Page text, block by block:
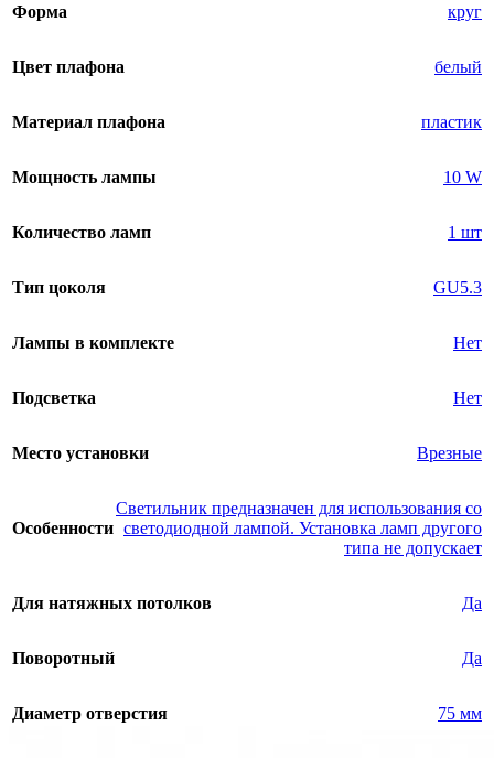
Форма круг
Цвет плафона белый
Материал плафона пластик
Мощность лампы 10 W
Количество ламп 1 шт
Тип цоколя GU5.3
Лампы в комплекте Нет
Подсветка Нет
Место установки Врезные
Особенности
Светильник предназначен для использования со
светодиодной лампой. Установка ламп другого
типа не допускает
Для натяжных потолков Да
Поворотный Да
Диаметр отверстия 75 мм